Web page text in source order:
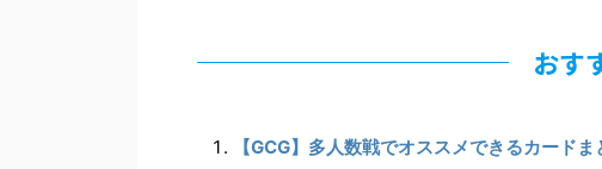
おす
【GCG】多人数戦でオススメできるカード